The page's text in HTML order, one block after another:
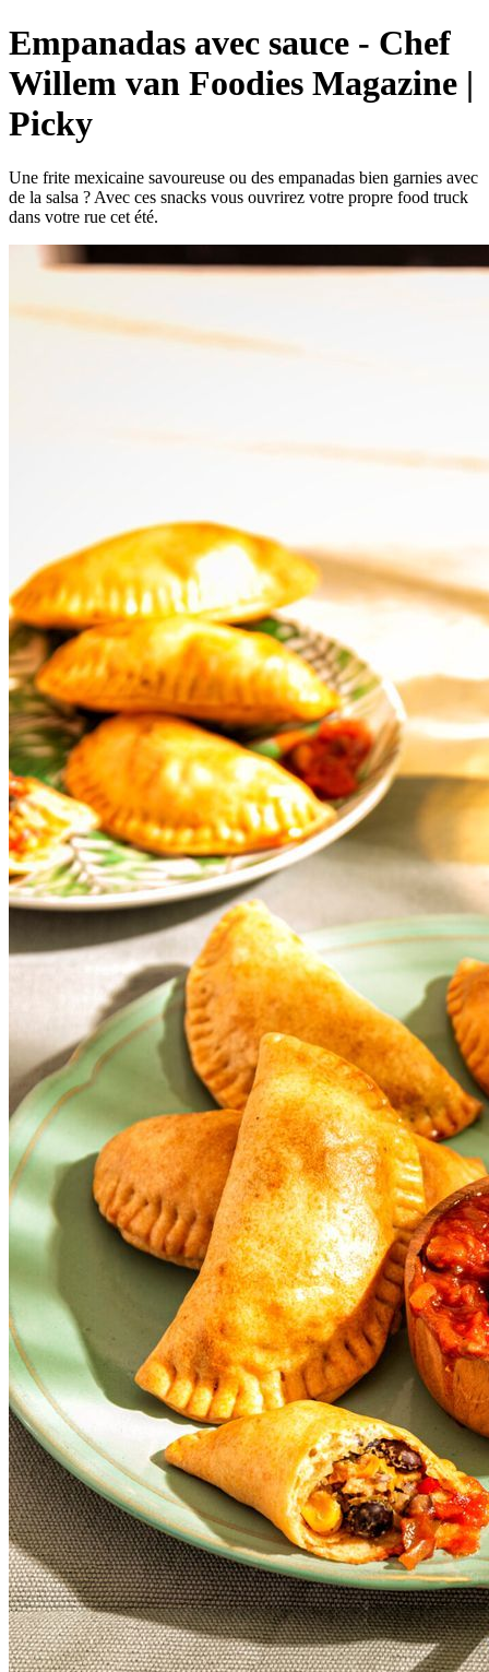
Empanadas avec sauce - Chef
Willem van Foodies Magazine |
Picky
Une frite mexicaine savoureuse ou des empanadas bien garnies avec
de la salsa ? Avec ces snacks vous ouvrirez votre propre food truck
dans votre rue cet été.